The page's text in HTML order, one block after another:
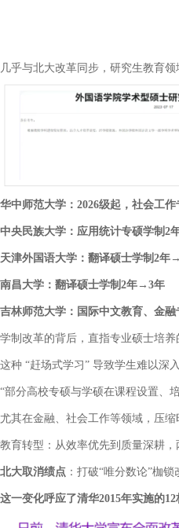
几乎与北大改革同步，研究生教育领
华中师范大学： 2026级起，社会工作
中央民族大学：应用统计专硕学制 2
天津外国语大学：翻译硕士学制 2年
南昌大学：翻译硕士学制 2年 →3年
吉林师范大学：国际中文教育、金
学制改革的背后，直指专业硕士培
这种 “赶场式学习 ” 导致学生难以深
“部分高校专硕与学硕在课程设置、
尤其在金融、社会工作等领域，压
教育转型：从效率优先到质量深耕
北大取消绩点 ：打破“唯分数论”枷锁
这一变化呼应了清华2015年实施的12